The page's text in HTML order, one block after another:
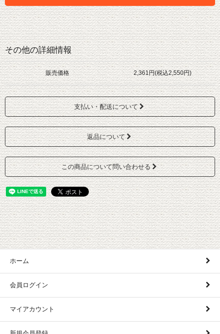
その他の詳細情報
販売価格 2,361円(税込2,550円)
支払い・配送について
返品について
この商品について問い合わせる
ホーム
会員ログイン
マイアカウント